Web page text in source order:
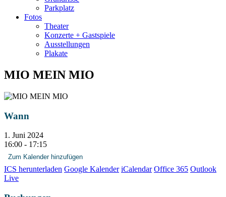
Parkplatz
Fotos
Theater
Konzerte + Gastspiele
Ausstellungen
Plakate
MIO MEIN MIO
Wann
1. Juni 2024
16:00 - 17:15
Zum Kalender hinzufügen
ICS herunterladen Google Kalender iCalendar Office 365 Outlook
Live